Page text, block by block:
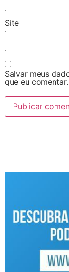
Site
Salvar meus
que eu comentar.